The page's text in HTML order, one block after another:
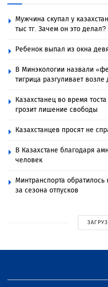
Мужчина скупал у
тыс тг. Зачем он это делал?
Ребенок выпал из окна
В Минэкологии назвали
тигрица разгуливает возле
Казахстанец во время
грозит лишение свободы
Казахстанцев просят не
В Казахстане благодаря
человек
Минтранспорта обратилось
за сезона отпусков